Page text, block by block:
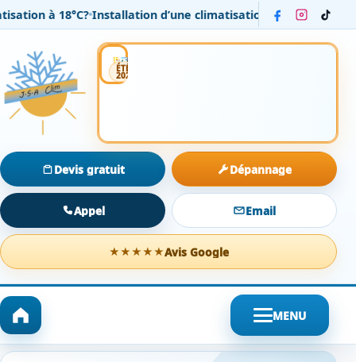
à 18°C? Installation d’une climatisation réversible Daikin
ÉTÉ
2026
Installation
Entretien
Dépannage
Devis gratuit Dépannage
Appel Email
★★★★★Avis Google
MENU